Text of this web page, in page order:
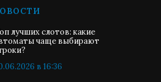
лучших слотов: какие
чаще выбирают
в 16:36